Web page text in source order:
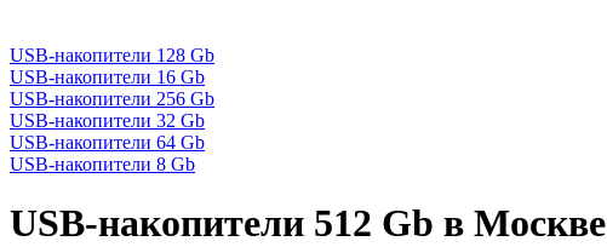
USB-накопители 128 Gb
USB-накопители 16 Gb
USB-накопители 256 Gb
USB-накопители 32 Gb
USB-накопители 64 Gb
USB-накопители 8 Gb
USB-накопители 512 Gb в Москве